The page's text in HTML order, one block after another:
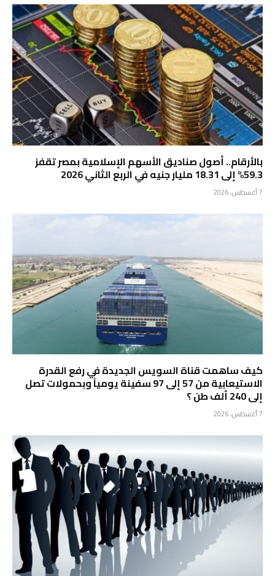
بالأرقام.. أصول صناديق الأسهم الإسلامية بمصر تقفز
59.3% إلى 18.31 مليار جنيه في الربع الثاني 2026
7 أغسطس، 2026
كيف ساهمت قناة السويس الجديدة في رفع القدرة
الاستيعابية من 57 إلى 97 سفينة يومياً وبحمولات تصل
إلى 240 ألف طن ؟
7 أغسطس، 2026